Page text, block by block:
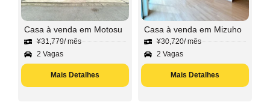
Casa à venda em Motosu
¥31,779/ mês
2 Vagas
Mais Detalhes
Casa à venda em Mizuho
¥30,720/ mês
2 Vagas
Mais Detalhes